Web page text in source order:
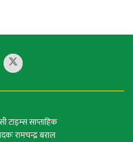
साप्ताहिक
रामचन्द्र बराल